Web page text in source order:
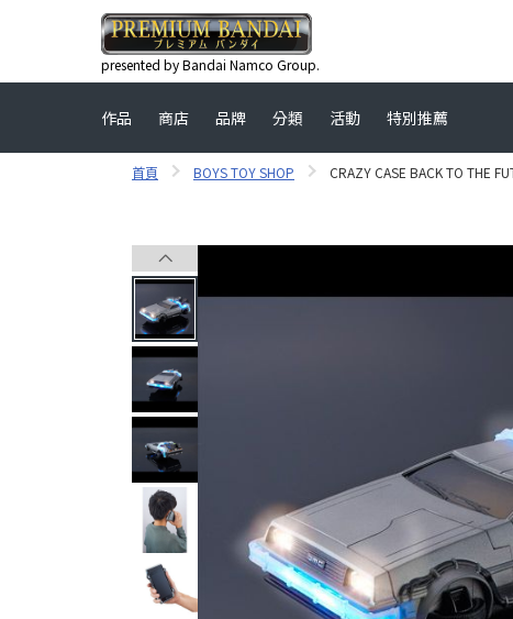
presented by Bandai Namco Group.
作品 商店 品牌 分類 活動 特別推薦
首頁 BOYS TOY SHOP CRAZY CASE BACK TO THE